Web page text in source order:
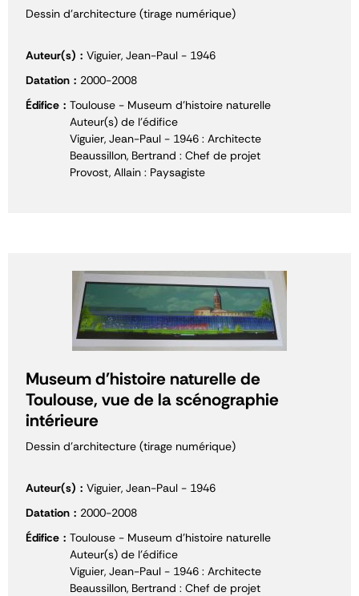
Dessin d'architecture (tirage numérique)
Auteur(s)
Viguier, Jean-Paul - 1946
Datation
2000-2008
Édifice
Toulouse - Museum d'histoire naturelle
Auteur(s) de l'édifice
Viguier, Jean-Paul - 1946 : Architecte
Beaussillon, Bertrand : Chef de projet
Provost, Allain : Paysagiste
Museum d'histoire naturelle de
Toulouse, vue de la scénographie
intérieure
Dessin d'architecture (tirage numérique)
Auteur(s)
Viguier, Jean-Paul - 1946
Datation
2000-2008
Édifice
Toulouse - Museum d'histoire naturelle
Auteur(s) de l'édifice
Viguier, Jean-Paul - 1946 : Architecte
Beaussillon, Bertrand : Chef de projet